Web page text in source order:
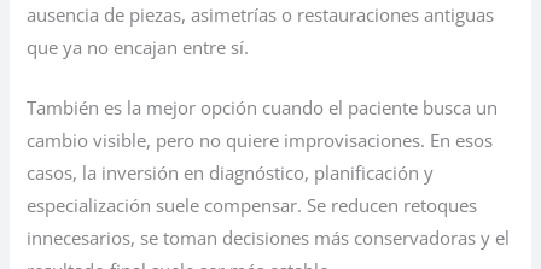
ausencia de piezas, asimetrías o restauraciones antiguas
que ya no encajan entre sí.
También es la mejor opción cuando el paciente busca un
cambio visible, pero no quiere improvisaciones. En esos
casos, la inversión en diagnóstico, planificación y
especialización suele compensar. Se reducen retoques
innecesarios, se toman decisiones más conservadoras y el